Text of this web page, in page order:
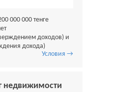
000 000 тенге
доходов) и
дохода)
Условия →
недвижимости